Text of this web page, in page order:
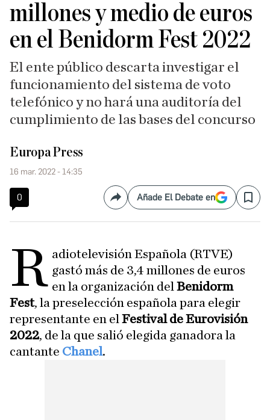
millones y medio de euros
en el Benidorm Fest 2022
El ente público descarta investigar el
funcionamiento del sistema de voto
telefónico y no hará una auditoría del
cumplimiento de las bases del concurso
Europa Press
16 mar. 2022 - 14:35
0 CompartirAñade El Debate en Save
R adiotelevisión Española (RTVE)
gastó más de 3,4 millones de euros
en la organización delBenidorm
Fest, la preselección española para elegir
representante en el Festival de Eurovisión
2022, de la que salió elegida ganadora la
cantante Chanel.